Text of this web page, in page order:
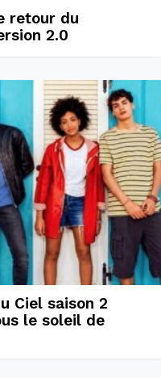
retour du
2.0
Ciel saison 2
le soleil de